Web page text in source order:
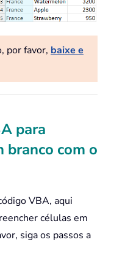
por favor, baixe e
para
branco com o
VBA, aqui
células em
siga os passos a